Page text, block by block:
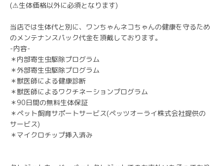
(⚠︎生体価格以外に必須となります)
当店では生体代と別に、ワンちゃんネコちゃんの健康を守るため
のメンテナンスパック代金を頂戴しております。
-内容-
＊内部寄生虫駆除プログラム
＊外部寄生虫駆除プログラム
＊獣医師による健康診断
＊獣医師によるワクチネーションプログラム
＊90日間の無料生体保証
＊ペット飼育サポートサービス(ペッツオーライ株式会社提供の
サービス)
＊マイクロチップ挿入済み